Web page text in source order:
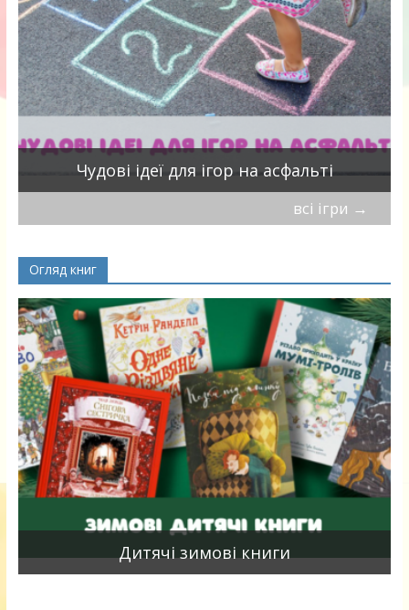
Чудові ідеї для ігор на асфальті
всі ігри →
Огляд книг
Дитячі зимові книги